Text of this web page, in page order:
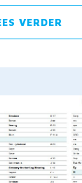
VERDER